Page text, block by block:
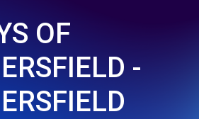
OF
-